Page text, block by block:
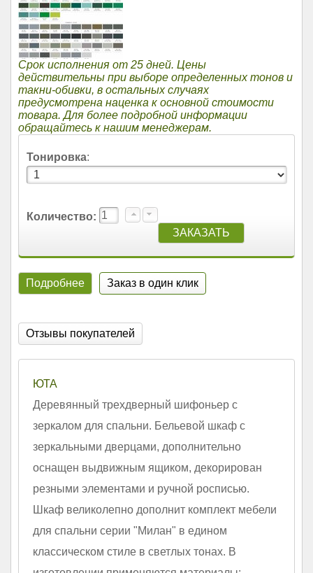
Срок исполнения от 25 дней. Цены
действительны при выборе определенных тонов и
такни-обивки, в остальных случаях
предусмотрена наценка к основной стоимости
товара. Для более подробной информации
обращайтесь к нашим менеджерам.
Тонировка:
Количество:
Подробнее Заказ в один клик
Отзывы покупателей
ЮТА
Деревянный трехдверный шифоньер с
зеркалом для спальни. Бельевой шкаф с
зеркальными дверцами, дополнительно
оснащен выдвижным ящиком, декорирован
резными элементами и ручной росписью.
Шкаф великолепно дополнит комплект мебели
для спальни серии "Милан" в едином
классическом стиле в светлых тонах. В